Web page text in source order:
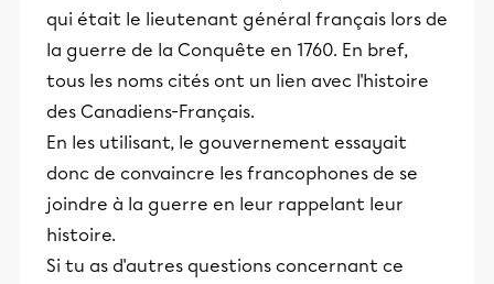
qui était le lieutenant général français lors de
la guerre de la Conquête en 1760. En bref,
tous les noms cités ont un lien avec l'histoire
des Canadiens-Français.
En les utilisant, le gouvernement essayait
donc de convaincre les francophones de se
joindre à la guerre en leur rappelant leur
histoire.
Si tu as d'autres questions concernant ce